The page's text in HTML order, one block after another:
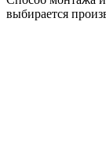
выбирается